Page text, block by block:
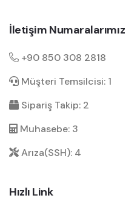
İletişim Numaralarımız
+90 850 308 2818
Müşteri Temsilcisi: 1
Sipariş Takip: 2
Muhasebe: 3
Arıza(SSH): 4
Hızlı Link